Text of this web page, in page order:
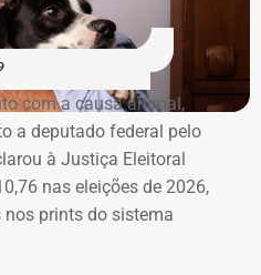
com a causa animal,
a deputado federal pelo
à Justiça Eleitoral
nas eleições de 2026,
prints do sistema